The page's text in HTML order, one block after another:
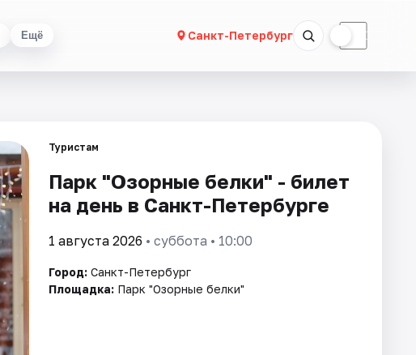
Ещё Санкт-Петербург ☾
Туристам
Парк "Озорные белки" - билет
на день в Санкт-Петербурге
1 августа 2026 • суббота • 10:00
Город: Санкт-Петербург
Площадка: Парк "Озорные белки"